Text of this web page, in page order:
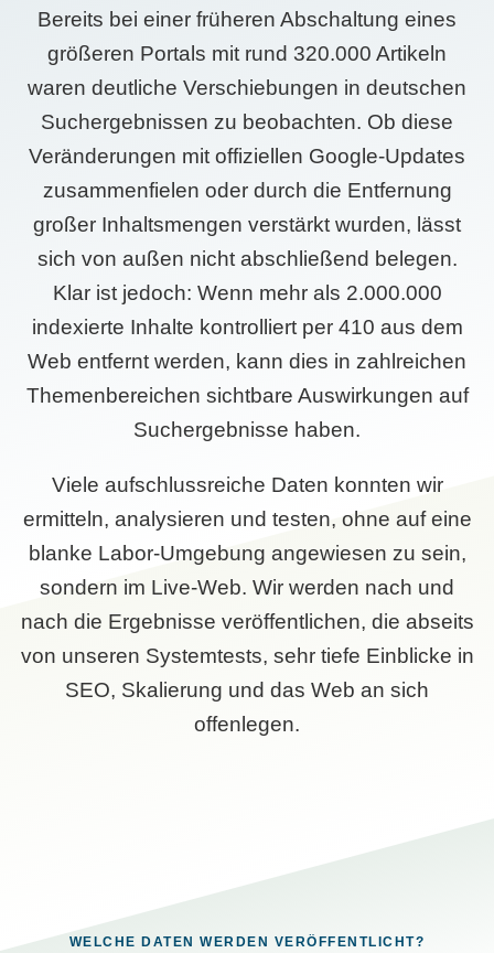
Bereits bei einer früheren Abschaltung eines
größeren Portals mit rund 320.000 Artikeln
waren deutliche Verschiebungen in deutschen
Suchergebnissen zu beobachten. Ob diese
Veränderungen mit offiziellen Google-Updates
zusammenfielen oder durch die Entfernung
großer Inhaltsmengen verstärkt wurden, lässt
sich von außen nicht abschließend belegen.
Klar ist jedoch: Wenn mehr als 2.000.000
indexierte Inhalte kontrolliert per 410 aus dem
Web entfernt werden, kann dies in zahlreichen
Themenbereichen sichtbare Auswirkungen auf
Suchergebnisse haben.
Viele aufschlussreiche Daten konnten wir
ermitteln, analysieren und testen, ohne auf eine
blanke Labor-Umgebung angewiesen zu sein,
sondern im Live-Web. Wir werden nach und
nach die Ergebnisse veröffentlichen, die abseits
von unseren Systemtests, sehr tiefe Einblicke in
SEO, Skalierung und das Web an sich
offenlegen.
WELCHE DATEN WERDEN VERÖFFENTLICHT?